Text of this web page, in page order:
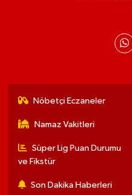
Nöbetçi Eczaneler
Namaz Vakitleri
Süper Lig Puan Durumu
ve Fikstür
Son Dakika Haberleri